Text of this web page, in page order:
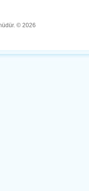
© 2026